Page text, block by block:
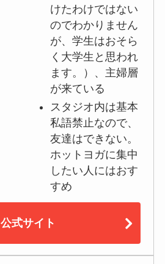
けたわけではない
のでわかりません
が、学生はおそら
く大学生と思われ
ます。）、主婦層
が来ている
スタジオ内は基本
私語禁止なので、
友達はできない。
ホットヨガに集中
したい人にはおす
すめ
公式サイト